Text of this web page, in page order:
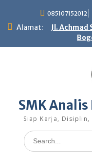
content
085107152012
Alamat:
Jl. Achmad
SMK
Siap Kerja,
Search
for: